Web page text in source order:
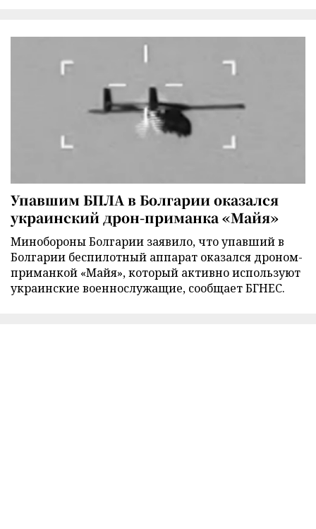
Упавшим БПЛА в Болгарии оказался
украинский дрон-приманка «Майя»
Минобороны Болгарии заявило, что упавший в
Болгарии беспилотный аппарат оказался дроном-
приманкой «Майя», который активно используют
украинские военнослужащие, сообщает БГНЕС.